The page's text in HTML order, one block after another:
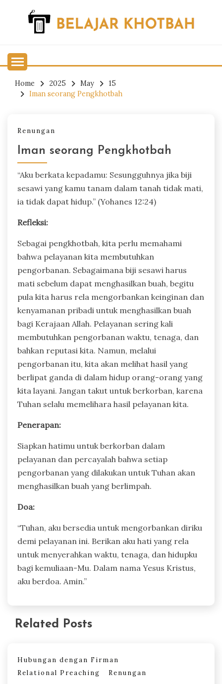
Home 2025 May
15
Iman seorang Pengkhotbah
Renungan
Iman seorang Pengkhotbah
“Aku berkata kepadamu: Sesungguhnya jika biji
sesawi yang kamu tanam dalam tanah tidak mati,
ia tidak dapat hidup.” (Yohanes 12:24)
Refleksi:
Sebagai pengkhotbah, kita perlu memahami
bahwa pelayanan kita membutuhkan
pengorbanan. Sebagaimana biji sesawi harus
mati sebelum dapat menghasilkan buah, begitu
pula kita harus rela mengorbankan keinginan dan
kenyamanan pribadi untuk menghasilkan buah
bagi Kerajaan Allah. Pelayanan sering kali
membutuhkan pengorbanan waktu, tenaga, dan
bahkan reputasi kita. Namun, melalui
pengorbanan itu, kita akan melihat hasil yang
berlipat ganda di dalam hidup orang-orang yang
kita layani. Jangan takut untuk berkorban, karena
Tuhan selalu memelihara hasil pelayanan kita.
Penerapan:
Siapkan hatimu untuk berkorban dalam
pelayanan dan percayalah bahwa setiap
pengorbanan yang dilakukan untuk Tuhan akan
menghasilkan buah yang berlimpah.
Doa:
“Tuhan, aku bersedia untuk mengorbankan diriku
demi pelayanan ini. Berikan aku hati yang rela
untuk menyerahkan waktu, tenaga, dan hidupku
bagi kemuliaan-Mu. Dalam nama Yesus Kristus,
aku berdoa. Amin.”
Related Posts
Hubungan dengan Firman
Relational Preaching
Renungan